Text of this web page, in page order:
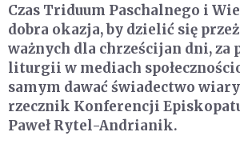
Czas Triduum Paschalnego i
dobra okazja, by dzielić się
ważnych dla chrześcijan dni, za
liturgii w mediach
samym dawać świadectwo
rzecznik Konferencji
Paweł Rytel-Andrianik.